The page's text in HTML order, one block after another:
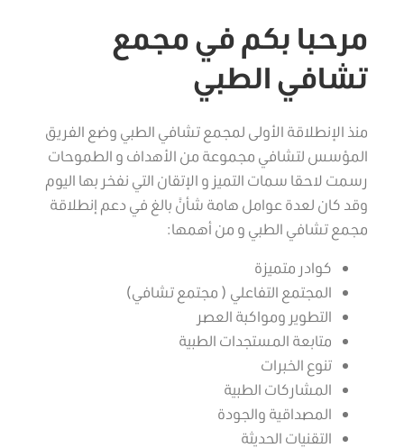
مرحبا بكم فيمجمع
تشافي الطبي
​منذ الإنطلاقة الأولى لمجمع تشافي الطبي وضع الفريق
المؤسس لتشافي مجموعة من الأهداف و الطموحات
رسمت لاحقا سمات التميز و الإتقان التي نفخر بها اليوم
وقد كان لعدة عوامل هامة شأنً بالغ في دعم إنطلاقة
مجمع تشافي الطبي و من أهمها:
كوادر متميزة
المجتمع التفاعلي ( مجتمع تشافي)
التطوير ومواكبة العصر
متابعة المستجدات الطبية
تنوع الخبرات
المشاركات الطبية
المصداقية والجودة
التقنيات الحديثة